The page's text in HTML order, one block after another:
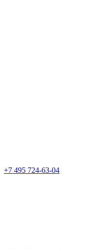
+7 495 724-63-04